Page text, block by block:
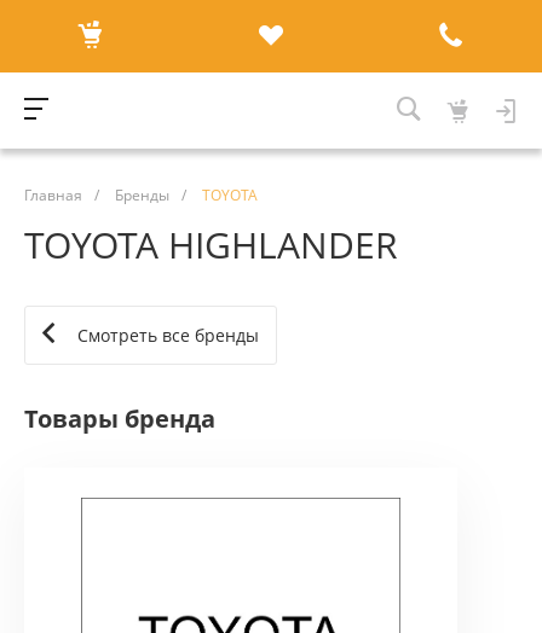
Главная / Бренды / TOYOTA
TOYOTA HIGHLANDER
Смотреть все бренды
Товары бренда